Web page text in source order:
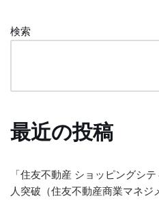
検索
最近の投稿
「住友不動産 ショッピングシ
人突破（住友不動産商業マネジ